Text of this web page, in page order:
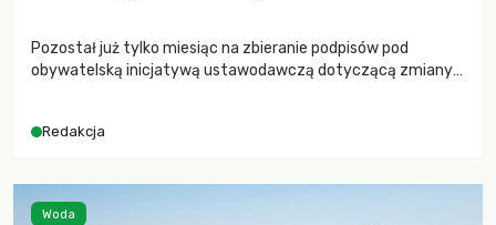
Pozostał już tylko miesiąc na zbieranie podpisów pod
obywatelską inicjatywą ustawodawczą dotyczącą zmiany
niezwykle korzystne rozwiązania dla przyrody i zwierząt,
funkcjonowania łowiectwa w Polsce.
Redakcja
Woda